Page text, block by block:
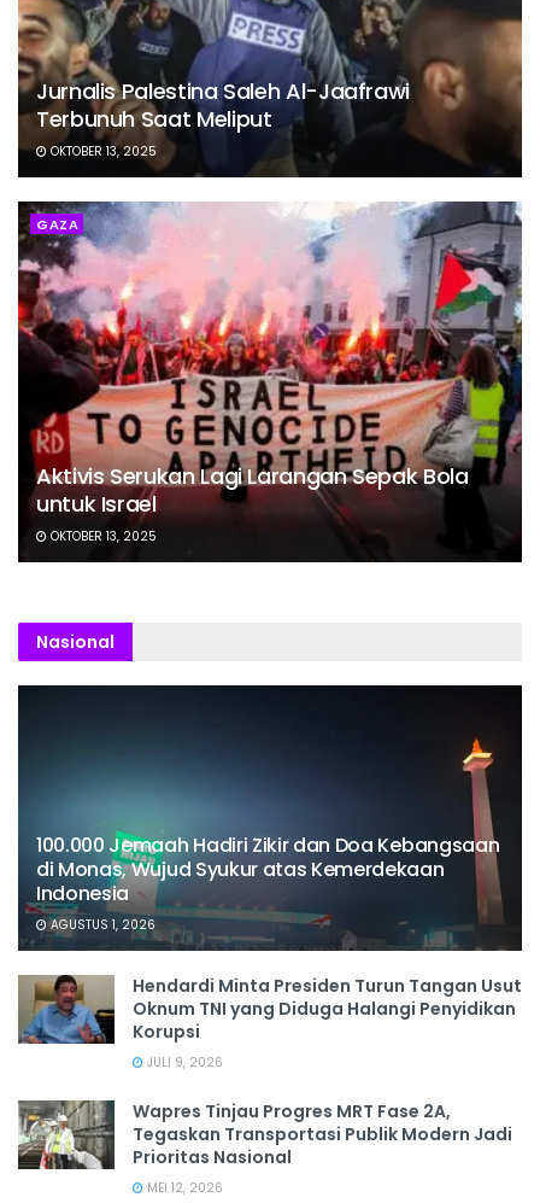
Jurnalis Palestina Saleh Al-Jaafrawi
Terbunuh Saat Meliput
OKTOBER 13, 2025
GAZA
Aktivis Serukan Lagi Larangan Sepak Bola
untuk Israel
OKTOBER 13, 2025
Nasional
100.000 Jemaah Hadiri Zikir dan Doa Kebangsaan
di Monas, Wujud Syukur atas Kemerdekaan
Indonesia
AGUSTUS 1, 2026
Hendardi Minta Presiden Turun Tangan Usut
Oknum TNI yang Diduga Halangi Penyidikan
Korupsi
JULI 9, 2026
Wapres Tinjau Progres MRT Fase 2A,
Tegaskan Transportasi Publik Modern Jadi
Prioritas Nasional
MEI 12, 2026